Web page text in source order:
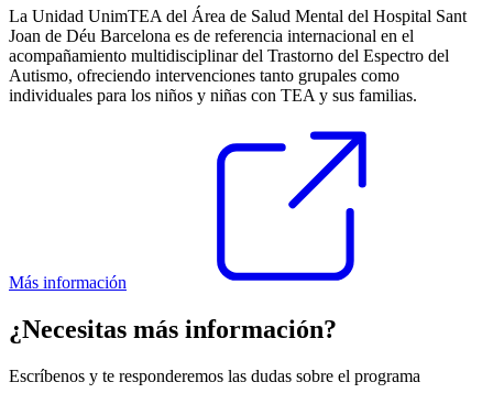
La Unidad UnimTEA del Área de Salud Mental del Hospital Sant
Joan de Déu Barcelona es de referencia internacional en el
acompañamiento multidisciplinar del Trastorno del Espectro del
Autismo, ofreciendo intervenciones tanto grupales como
individuales para los niños y niñas con TEA y sus familias.
Más información
¿Necesitas más información?
Escríbenos y te responderemos las dudas sobre el programa